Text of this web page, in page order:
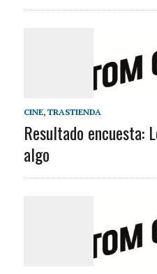
CINE, TRASTIENDA
Resultado encuesta:
algo